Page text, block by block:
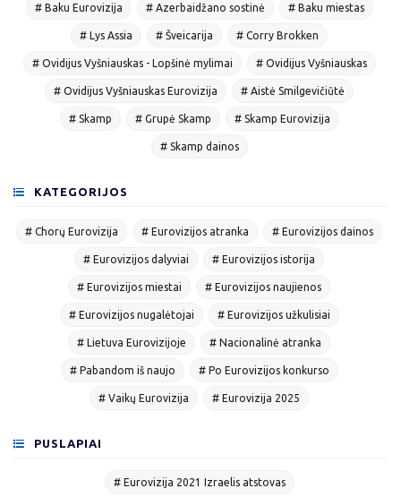
# Baku Eurovizija # Azerbaidžano sostinė # Baku miestas
# Lys Assia # Šveicarija # Corry Brokken
# Ovidijus Vyšniauskas - Lopšinė mylimai # Ovidijus Vyšniauskas
# Ovidijus Vyšniauskas Eurovizija # Aistė Smilgevičiūtė
# Skamp # Grupė Skamp # Skamp Eurovizija
# Skamp dainos
KATEGORIJOS
# Chorų Eurovizija # Eurovizijos atranka # Eurovizijos dainos
# Eurovizijos dalyviai # Eurovizijos istorija
# Eurovizijos miestai # Eurovizijos naujienos
# Eurovizijos nugalėtojai # Eurovizijos užkulisiai
# Lietuva Eurovizijoje # Nacionalinė atranka
# Pabandom iš naujo # Po Eurovizijos konkurso
# Vaikų Eurovizija # Eurovizija 2025
PUSLAPIAI
# Eurovizija 2021 Izraelis atstovas